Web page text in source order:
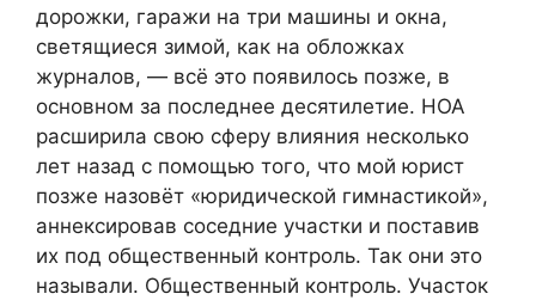
дорожки, гаражи на три машины и окна,
светящиеся зимой, как на обложках
журналов, — всё это появилось позже, в
основном за последнее десятилетие. HOA
расширила свою сферу влияния несколько
лет назад с помощью того, что мой юрист
позже назовёт «юридической гимнастикой»,
аннексировав соседние участки и поставив
их под общественный контроль. Так они это
называли. Общественный контроль. Участок